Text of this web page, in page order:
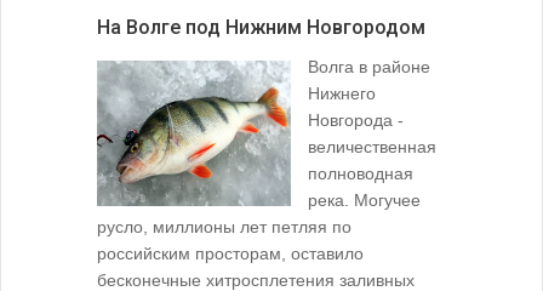
На Волге под Нижним Новгородом
Волга в районе
Нижнего
Новгорода -
величественная
полноводная
река. Могучее
русло, миллионы лет петляя по
российским просторам, оставило
бесконечные хитросплетения заливных